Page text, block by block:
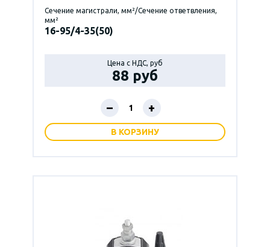
Сечение магистрали, мм²/Сечение ответвления,
мм²
16-95/4-35(50)
Цена с НДС, руб
88 руб
– +
В КОРЗИНУ